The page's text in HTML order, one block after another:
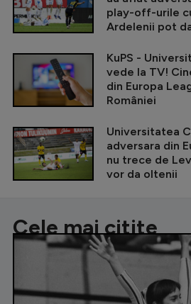
play-off-urile
Ardelenii pot
KuPS -
vede la TV!
din Europa
României
Universitatea
adversara din
nu trece de
vor da oltenii
Cele mai citite